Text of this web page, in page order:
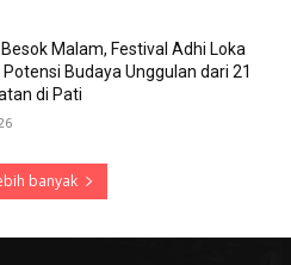
Malam, Festival Adhi Loka
Budaya Unggulan dari 21
di Pati
banyak